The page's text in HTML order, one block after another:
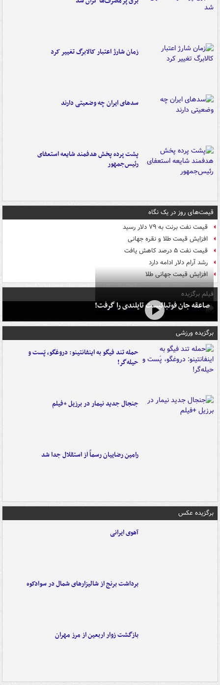
زمان شارژ اعتبار کالابرگ تغییر کرد
سدهای ایران چه وضعیتی دارند
پشت پرده پخش هدفمند شایعه استعفای
رئیس‌جمهور
قیمت‌های روز در یک نگاه
قیمت نفت برنت به ۷۹ دلار رسید
افزایش قیمت طلا و نقره جهانی
قیمت نفت ۵ درصد کاهش یافت
رشد آرام دلار ادامه دارد
افزایش قیمت جهانی طلا
فیلم برگزیده
صاعقه جان فوتبالیست تایلندی را گرفت!
برگزیده ورزشی
حمله تند فیگو به اینفانتینو: دروغگو، پَست‌ و
حیله‌گر!
جنجال جدید نیمار در برزیل +فیلم
رامین رضاییان رسماً از استقلال جدا شد
برگزیده عکس
آهوی ایرانی
برداشت برنج از شالیزارهای شمال در سوادکوه
بازگشت زوار اربعین از مرز مهران